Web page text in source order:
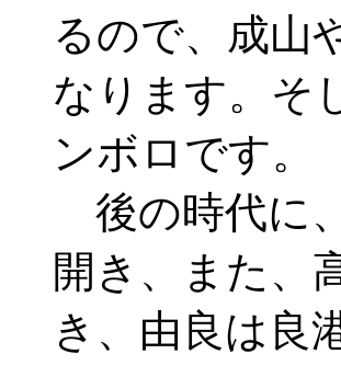
るので、成山
なります。そ
ンボロです。
後の時代に
開き、また、
き、由良は良